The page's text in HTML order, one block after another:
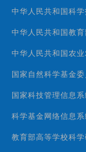
中华人民共和国科
中华人民共和国教育
中华人民共和国农
国家自然科学基金委
国家科技管理信息
科学基金网络信息
教育部高等学校科